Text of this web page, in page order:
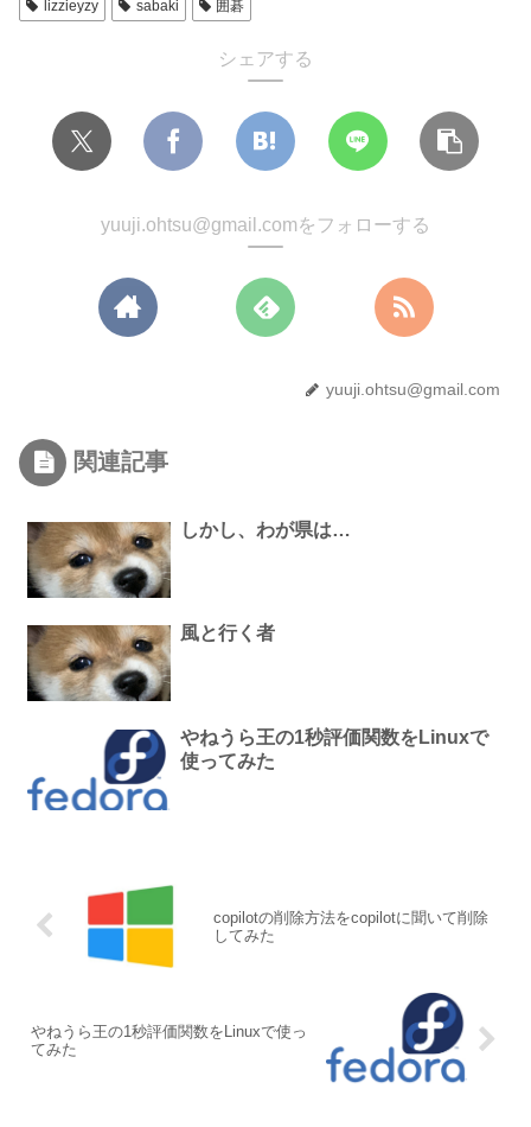
lizzieyzy sabaki 囲碁
シェアする
yuuji.ohtsu@gmail.comをフォローする
yuuji.ohtsu@gmail.com
関連記事
しかし、わが県は…
風と行く者
やねうら王の1秒評価関数をLinuxで
使ってみた
copilotの削除方法をcopilotに聞いて削除
してみた
やねうら王の1秒評価関数をLinuxで使っ
てみた